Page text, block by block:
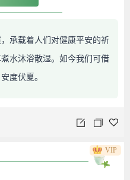
承载着人们对健康平安的祈
水沐浴散湿。如今我们可借
度伏夏。
VIP